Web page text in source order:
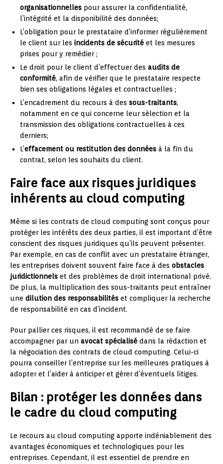
organisationnelles pour assurer la confidentialité,
l’intégrité et la disponibilité des données;
L’obligation pour le prestataire d’informer régulièrement
le client sur les incidents de sécurité et les mesures
prises pour y remédier ;
Le droit pour le client d’effectuer des audits de
conformité, afin de vérifier que le prestataire respecte
bien ses obligations légales et contractuelles ;
L’encadrement du recours à des sous-traitants,
notamment en ce qui concerne leur sélection et la
transmission des obligations contractuelles à ces
derniers;
L’effacement ou restitution des données à la fin du
contrat, selon les souhaits du client.
Faire face aux risques juridiques
inhérents au cloud computing
Même si les contrats de cloud computing sont conçus pour
protéger les intérêts des deux parties, il est important d’être
conscient des risques juridiques qu’ils peuvent présenter.
Par exemple, en cas de conflit avec un prestataire étranger,
les entreprises doivent souvent faire face à des obstacles
juridictionnels et des problèmes de droit international privé.
De plus, la multiplication des sous-traitants peut entraîner
une dilution des responsabilités et compliquer la recherche
de responsabilité en cas d’incident.
Pour pallier ces risques, il est recommandé de se faire
accompagner par un avocat spécialisé dans la rédaction et
la négociation des contrats de cloud computing. Celui-ci
pourra conseiller l’entreprise sur les meilleures pratiques à
adopter et l’aider à anticiper et gérer d’éventuels litiges.
Bilan : protéger les données dans
le cadre du cloud computing
Le recours au cloud computing apporte indéniablement des
avantages économiques et technologiques pour les
entreprises. Cependant, il est essentiel de prendre en